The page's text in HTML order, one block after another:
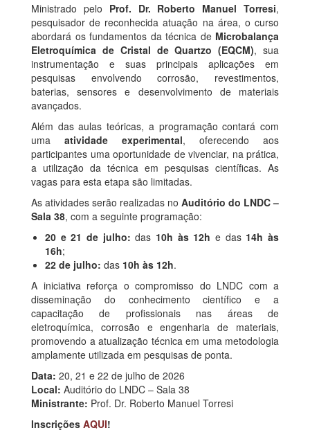
Ministrado pelo Prof. Dr. Roberto Manuel Torresi,
pesquisador de reconhecida atuação na área, o curso
abordará os fundamentos da técnica de Microbalança
Eletroquímica de Cristal de Quartzo (EQCM), sua
instrumentação e suas principais aplicações em
pesquisas envolvendo corrosão, revestimentos,
baterias, sensores e desenvolvimento de materiais
avançados.
Além das aulas teóricas, a programação contará com
uma atividade experimental, oferecendo aos
participantes uma oportunidade de vivenciar, na prática,
a utilização da técnica em pesquisas científicas. As
vagas para esta etapa são limitadas.
As atividades serão realizadas no Auditório do LNDC –
Sala 38, com a seguinte programação:
20 e 21 de julho: das 10h às 12h e das 14h às
16h;
22 de julho: das 10h às 12h.
A iniciativa reforça o compromisso do LNDC com a
disseminação do conhecimento científico e a
capacitação de profissionais nas áreas de
eletroquímica, corrosão e engenharia de materiais,
promovendo a atualização técnica em uma metodologia
amplamente utilizada em pesquisas de ponta.
Data: 20, 21 e 22 de julho de 2026
Local: Auditório do LNDC – Sala 38
Ministrante: Prof. Dr. Roberto Manuel Torresi
Inscrições AQUI!